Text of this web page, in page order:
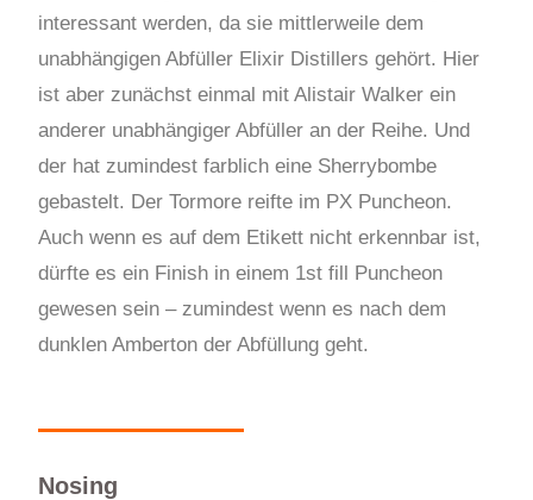
interessant werden, da sie mittlerweile dem
unabhängigen Abfüller Elixir Distillers gehört. Hier
ist aber zunächst einmal mit Alistair Walker ein
anderer unabhängiger Abfüller an der Reihe. Und
der hat zumindest farblich eine Sherrybombe
gebastelt. Der Tormore reifte im PX Puncheon.
Auch wenn es auf dem Etikett nicht erkennbar ist,
dürfte es ein Finish in einem 1st fill Puncheon
gewesen sein – zumindest wenn es nach dem
dunklen Amberton der Abfüllung geht.
Nosing